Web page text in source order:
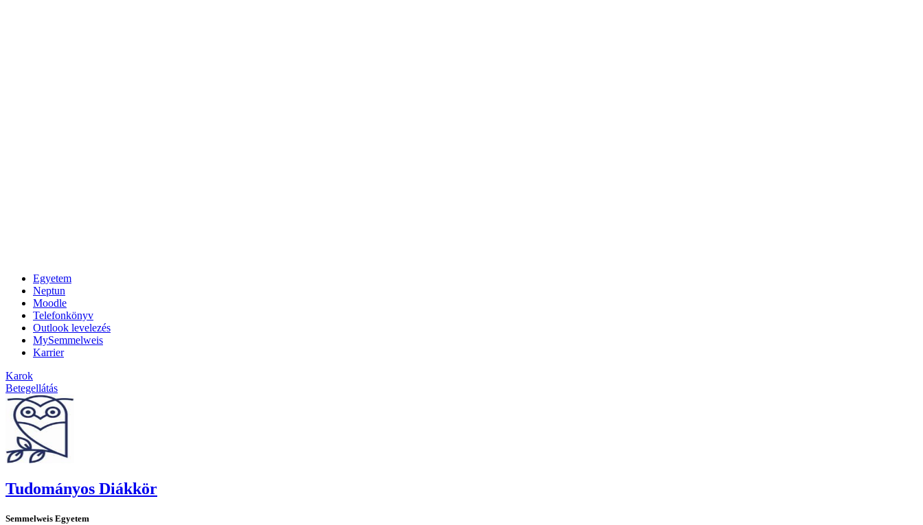
Egyetem
Neptun
Moodle
Telefonkönyv
Outlook levelezés
MySemmelweis
Karrier
Karok
Betegellátás
Tudományos Diákkör
Semmelweis Egyetem